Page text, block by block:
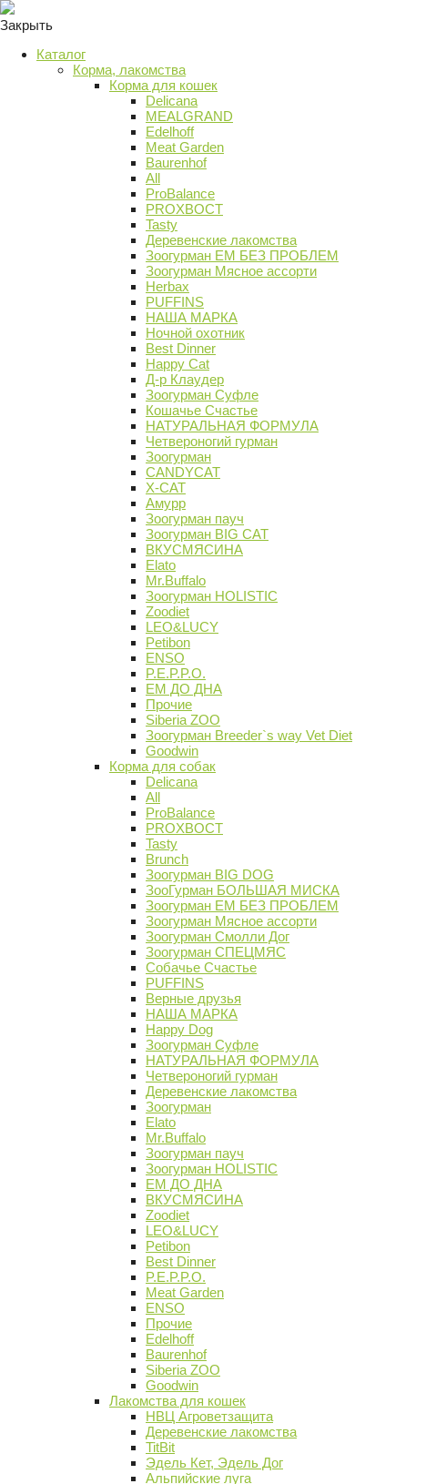
Закрыть
Каталог
Корма, лакомства
Корма для кошек
Delicana
MEALGRAND
Edelhoff
Meat Garden
Baurenhof
All
ProBalance
PROХВОСТ
Tasty
Деревенские лакомства
Зоогурман ЕМ БЕЗ ПРОБЛЕМ
Зоогурман Мясное ассорти
Herbax
PUFFINS
НАША МАРКА
Ночной охотник
Best Dinner
Happy Cat
Д-р Клаудер
Зоогурман Суфле
Кошачье Счастье
НАТУРАЛЬНАЯ ФОРМУЛА
Четвероногий гурман
Зоогурман
CANDYCAT
X-CAT
Амурр
Зоогурман пауч
Зоогурман BIG CAT
ВКУСМЯСИНА
Elato
Mr.Buffalo
Зоогурман HOLISTIC
Zoodiet
LEO&LUCY
Petibon
ENSO
P.E.P.P.O.
ЕМ ДО ДНА
Прочие
Siberia ZOO
Зоогурман Breeder`s way Vet Diet
Goodwin
Корма для собак
Delicana
All
ProBalance
PROХВОСТ
Tasty
Brunch
Зоогурман BIG DOG
ЗооГурман БОЛЬШАЯ МИСКА
Зоогурман ЕМ БЕЗ ПРОБЛЕМ
Зоогурман Мясное ассорти
Зоогурман Смолли Дог
Зоогурман СПЕЦМЯС
Собачье Счастье
PUFFINS
Верные друзья
НАША МАРКА
Happy Dog
Зоогурман Суфле
НАТУРАЛЬНАЯ ФОРМУЛА
Четвероногий гурман
Деревенские лакомства
Зоогурман
Elato
Mr.Buffalo
Зоогурман пауч
Зоогурман HOLISTIC
ЕМ ДО ДНА
ВКУСМЯСИНА
Zoodiet
LEO&LUCY
Petibon
Best Dinner
P.E.P.P.O.
Meat Garden
ENSO
Прочие
Edelhoff
Baurenhof
Siberia ZOO
Goodwin
Лакомства для кошек
НВЦ Агроветзащита
Деревенские лакомства
TitBit
Эдель Кет, Эдель Дог
Альпийские луга